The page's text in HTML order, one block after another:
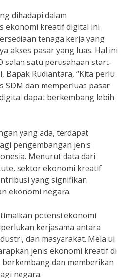
dihadapi dalam
ekonomi kreatif digital ini
tenaga kerja yang
akses pasar yang luas. Hal ini
salah satu perusahaan start-
Bapak Rudiantara, “Kita perlu
SDM dan memperluas pasar
dapat berkembang lebih
yang ada, terdapat
pengembangan jenis
Menurut data dari
sektor ekonomi kreatif
yang signifikan
ekonomi negara.
potensi ekonomi
kerjasama antara
dan masyarakat. Melalui
jenis ekonomi kreatif di
dan memberikan
negara.